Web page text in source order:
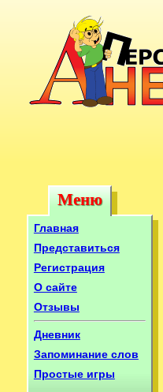
Меню
Меню
Главная
Представиться
Регистрация
О сайте
Отзывы
Дневник
Запоминание слов
Простые игры